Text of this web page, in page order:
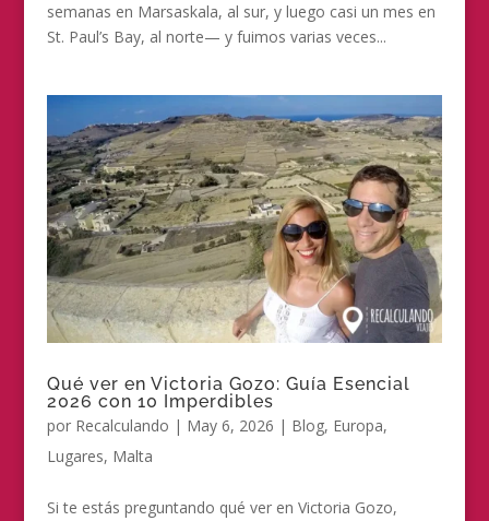
semanas en Marsaskala, al sur, y luego casi un mes en
St. Paul’s Bay, al norte— y fuimos varias veces...
Qué ver en Victoria Gozo: Guía Esencial
2026 con 10 Imperdibles
por Recalculando | May 6, 2026 | Blog, Europa,
Lugares, Malta
Si te estás preguntando qué ver en Victoria Gozo,